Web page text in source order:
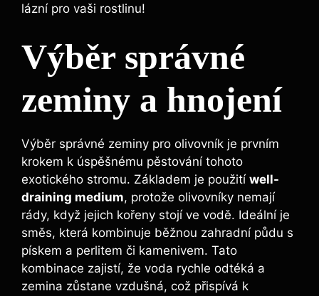
lázní pro vaši rostlinu!
Výběr správné
zeminy a hnojení
Výběr správné zeminy pro olivovník je prvním
krokem k úspěšnému pěstování tohoto
exotického stromu. Základem je použití well-
draining medium, protože olivovníky nemají
rády, když jejich kořeny stojí ve vodě. Ideální je
směs, která kombinuje běžnou zahradní půdu s
pískem a perlitem či kamenivem. Tato
kombinace zajistí, že voda rychle odtéká a
zemina zůstane vzdušná, což přispívá k